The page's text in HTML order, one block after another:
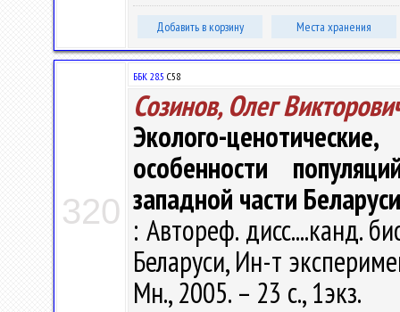
Добавить в корзину Места хранения
320
ББК 28.5 С58
Созинов, Олег
Эколого-
особенности
западной части Беларуси
: Автореф. дисс....канд.
Беларуси, Ин-т
Мн., 2005. – 23 с., 1экз.